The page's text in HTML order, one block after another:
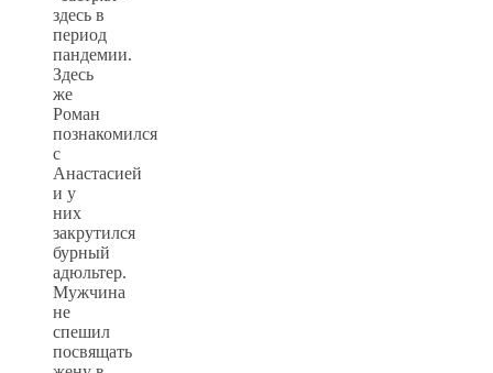
здесь в
период
пандемии.
Здесь
же
Роман
познакомился
с
Анастасией
и у
них
закрутился
бурный
адюльтер.
Мужчина
не
спешил
посвящать